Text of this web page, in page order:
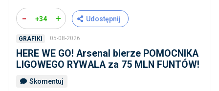
- +34 + Udostępnij
GRAFIKI 05-08-2026
HERE WE GO! Arsenal bierze POMOCNIKA
LIGOWEGO RYWALA za 75 MLN FUNTÓW!
Skomentuj